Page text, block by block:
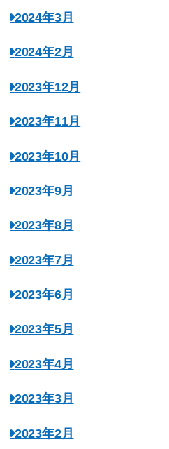
2024年3月
2024年2月
2023年12月
2023年11月
2023年10月
2023年9月
2023年8月
2023年7月
2023年6月
2023年5月
2023年4月
2023年3月
2023年2月